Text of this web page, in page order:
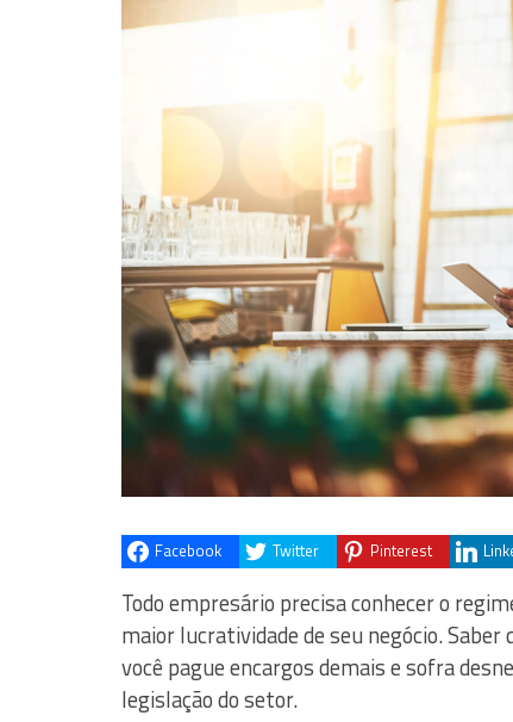
Facebook Twitter Pinterest
Todo empresário precisa conhecer o
maior lucratividade de seu negócio.
você pague encargos demais e sofra
legislação do setor.